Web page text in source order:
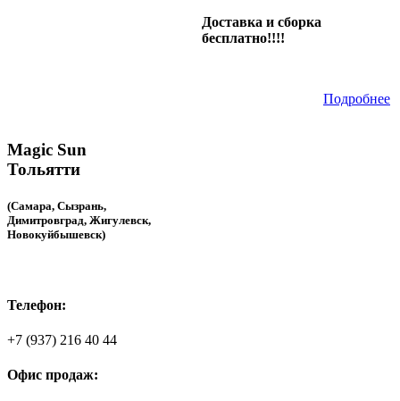
Доставка и сборка
бесплатно!!!!
Подробнее
Magic Sun
Тольятти
(Самара, Сызрань,
Димитровград, Жигулевск,
Новокуйбышевск)
Телефон:
+7 (937) 216 40 44
Офис продаж: